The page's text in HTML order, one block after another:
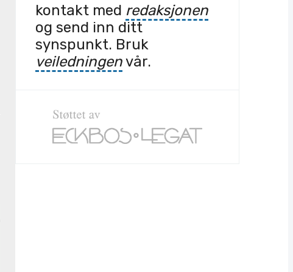
kontakt med redaksjonen
og send inn ditt
synspunkt. Bruk
veiledningenvår.